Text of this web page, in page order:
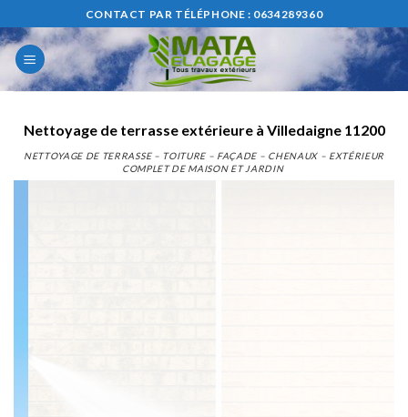
to
content
CONTACT PAR TÉLÉPHONE : 0634289360
Nettoyage de terrasse extérieure à Villedaigne 11200
NETTOYAGE DE TERRASSE – TOITURE – FAÇADE – CHENAUX – EXTÉRIEUR
COMPLET DE MAISON ET JARDIN